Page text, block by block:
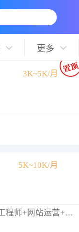
更多
3K~5K/月
5K~10K/月
软件工程师+程序员+硬件工程师+网站运营+网络管理员